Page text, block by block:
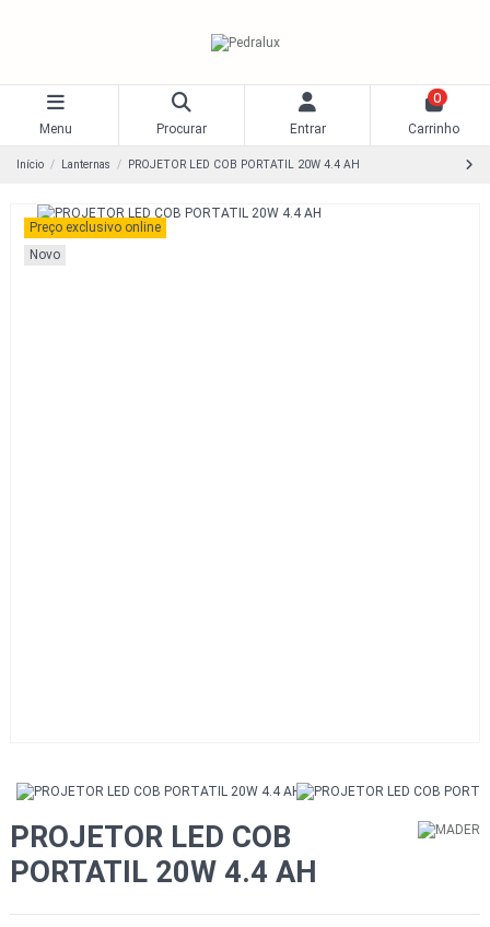
Menu Procurar Entrar
0
Carrinho
Início Lanternas PROJETOR LED COB PORTATIL 20W 4.4 AH
Preço exclusivo online
Novo
PROJETOR LED COB
PORTATIL 20W 4.4 AH